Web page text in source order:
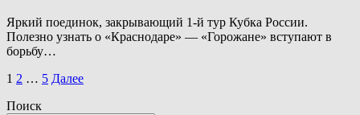
Яркий поединок, закрывающий 1-й тур Кубка России.
Полезно узнать о «Краснодаре» — «Горожане» вступают в
борьбу…
Пагинация
записей
1 2 … 5 Далее
Поиск